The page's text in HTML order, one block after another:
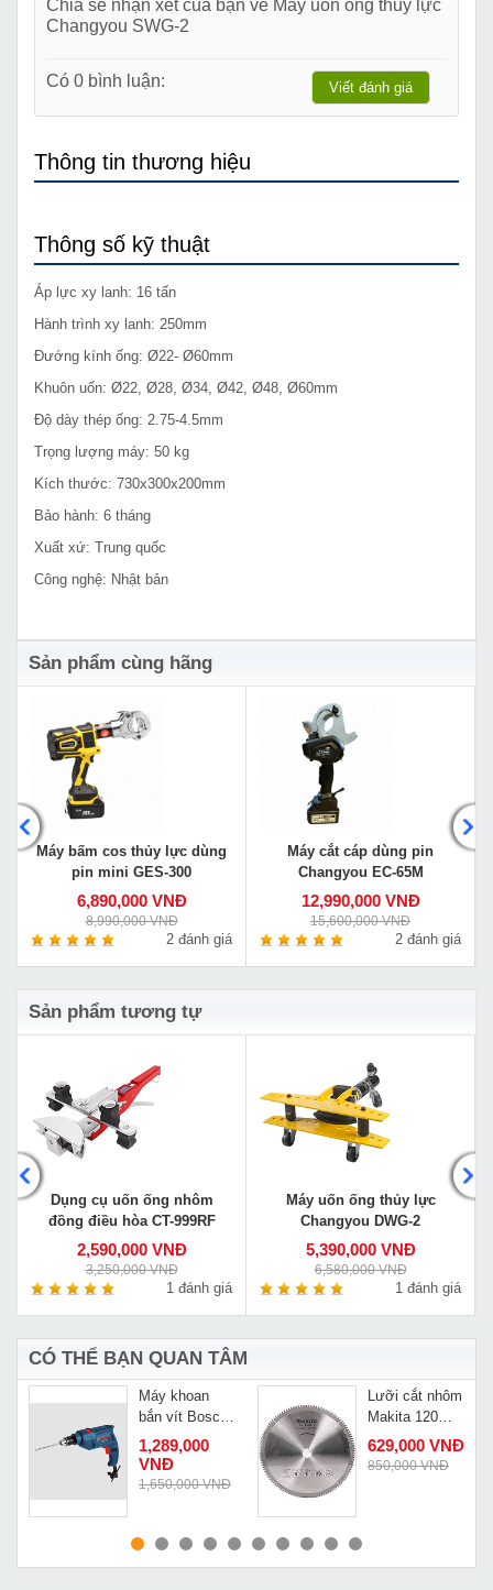
Chia sẻ nhận xét của bạn về Máy uốn ống thủy lực
Changyou SWG-2
Có 0 bình luận: Viết đánh giá
Thông tin thương hiệu
Thông số kỹ thuật
Áp lực xy lanh: 16 tấn
Hành trình xy lanh: 250mm
Đướng kính ống: Ø22- Ø60mm
Khuôn uốn: Ø22, Ø28, Ø34, Ø42, Ø48, Ø60mm
Độ dày thép ống: 2.75-4.5mm
Trọng lượng máy: 50 kg
Kích thước: 730x300x200mm
Bảo hành: 6 tháng
Xuất xứ: Trung quốc
Công nghệ: Nhật bản
Sản phẩm cùng hãng
Máy bấm cos thủy lực dùng
pin mini GES-300
6,890,000 VNĐ
8,990,000 VNĐ
2 đánh giá
Máy cắt cáp dùng pin
Changyou EC-65M
12,990,000 VNĐ
15,600,000 VNĐ
2 đánh giá
Sản phẩm tương tự
Dụng cụ uốn ống nhôm
đồng điều hòa CT-999RF
2,590,000 VNĐ
3,250,000 VNĐ
1 đánh giá
Máy uốn ống thủy lực
Changyou DWG-2
5,390,000 VNĐ
6,580,000 VNĐ
1 đánh giá
CÓ THỂ BẠN QUAN TÂM
MUA NGAY
Máy khoan
bắn vít Bosch
GSB 500 SET
1,289,000
VNĐ
1,650,000 VNĐ
MUA NGAY
Lưỡi cắt nhôm
Makita 120
răng P68018
629,000 VNĐ
850,000 VNĐ